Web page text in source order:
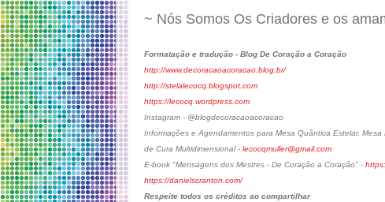
~ Nós Somos Os Criadores e os
Formatação e tradução - Blog De Coração a Coração
http://www.decoracaoacoracao.blog.br/
http://stelalecocq.blogspot.com
https://lecocq.wordpress.com
Instagram - @blogdecoracaoacoracao
Informações e Agendamentos para Mesa Quântica Estelar,
de Cura Multidimensional - lecocqmuller@gmail.com
E-book "Mensagens dos Mestres - De Coração a Coração" -
https://danielscranton.com/
Respeite todos os créditos ao compartilhar